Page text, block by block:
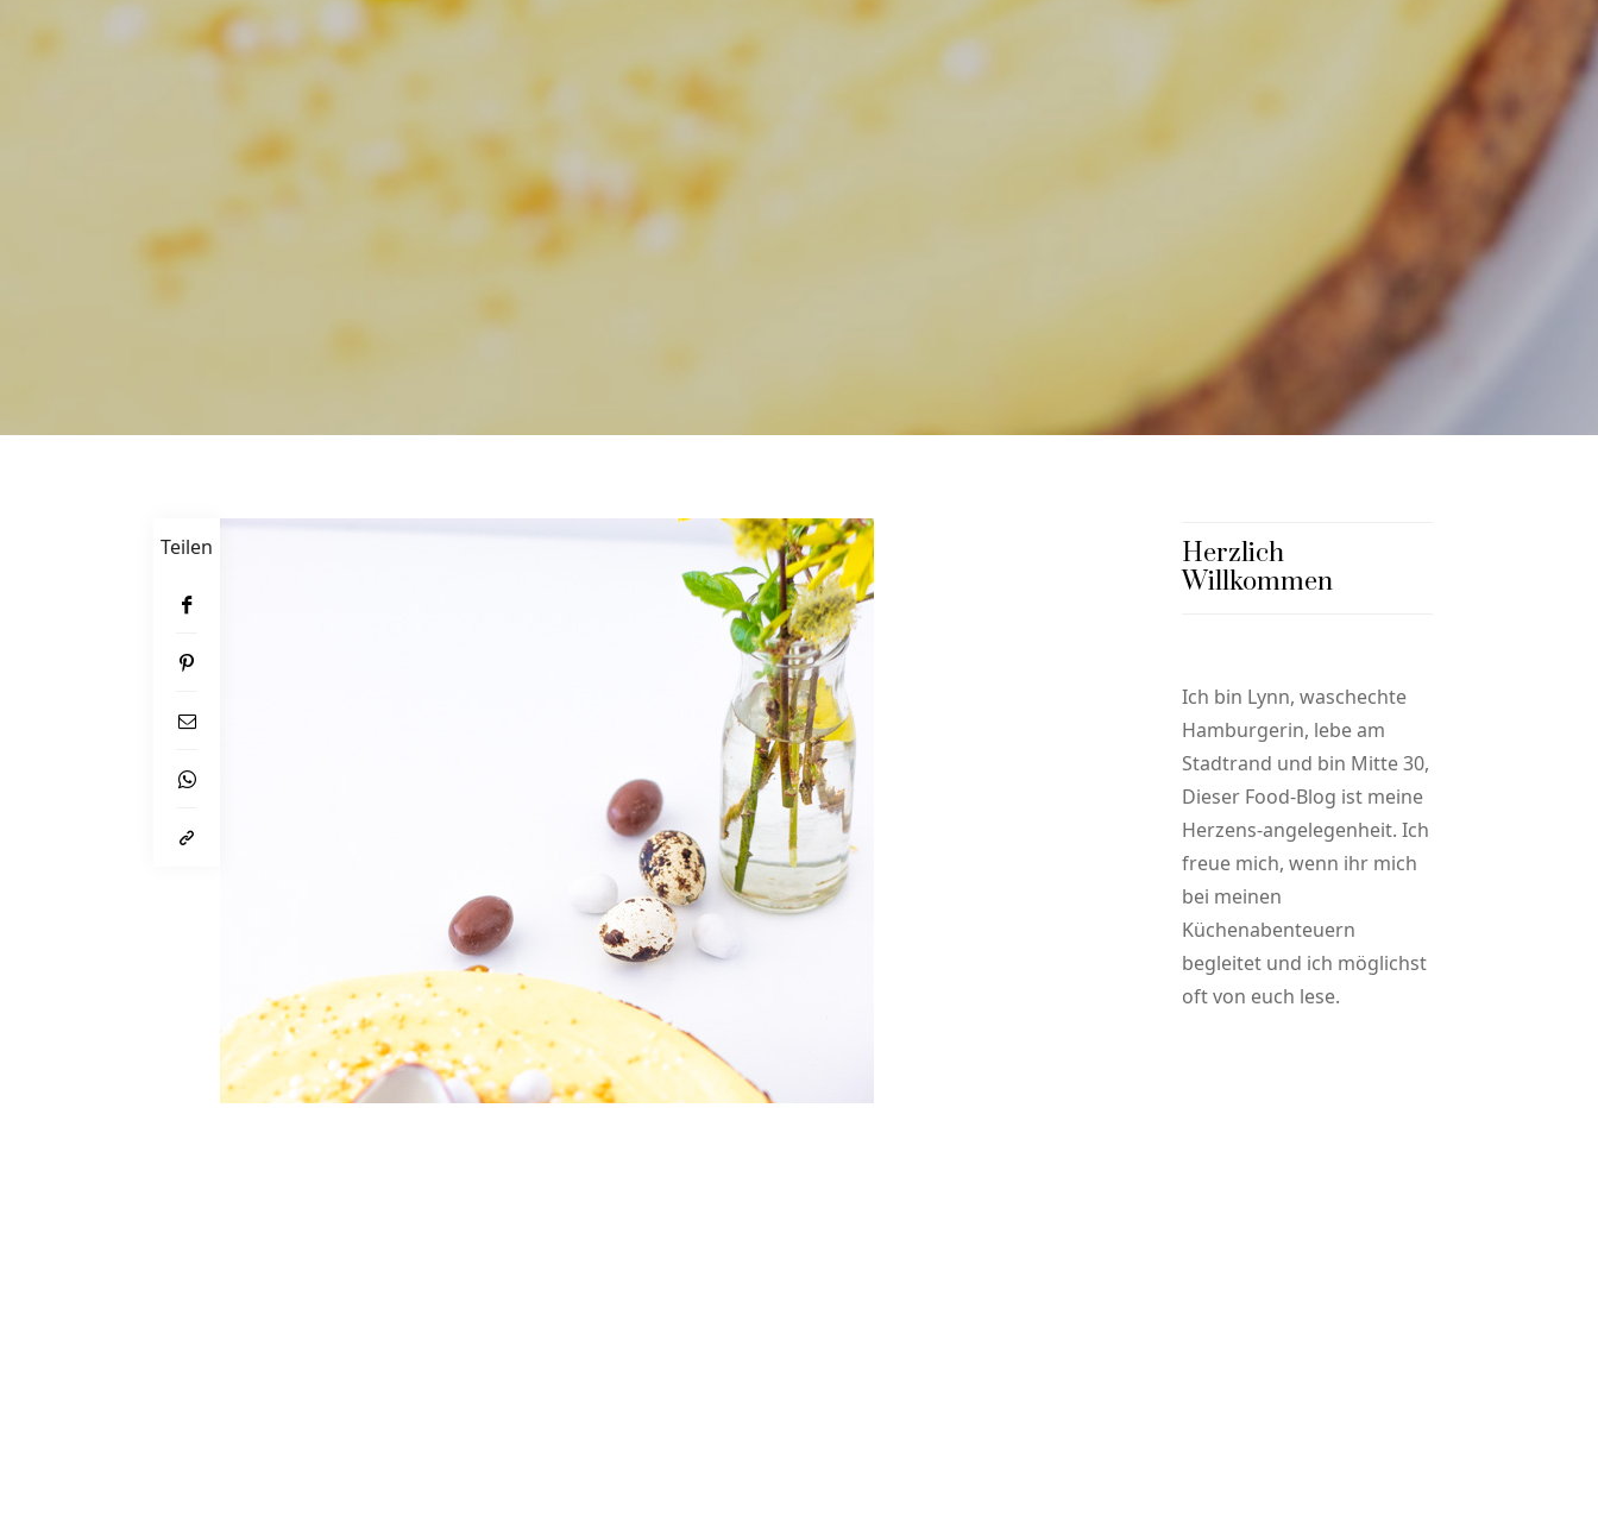
Teilen
Herzlich
Willkommen
Ich bin Lynn, waschechte
Hamburgerin, lebe am
Stadtrand und bin Mitte 30,
Dieser Food-Blog ist meine
Herzens-angelegenheit. Ich
freue mich, wenn ihr mich
bei meinen
Küchenabenteuern
begleitet und ich möglichst
oft von euch lese.